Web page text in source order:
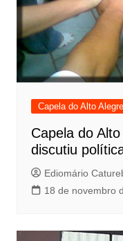
Capela do Alto Alegre
Capela do
discutiu
Ediomário
18 de novembro